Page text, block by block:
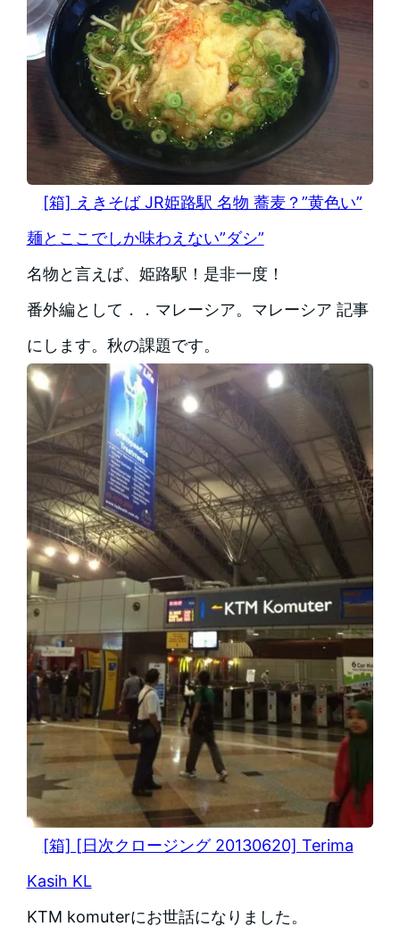
[箱] えきそば JR姫路駅 名物 蕎麦？”黄色い”
麺とここでしか味わえない”ダシ”
名物と言えば、姫路駅！是非一度！
番外編として．．マレーシア。マレーシア 記事
にします。秋の課題です。
[箱] [日次クロージング 20130620] Terima
Kasih KL
KTM komuterにお世話になりました。